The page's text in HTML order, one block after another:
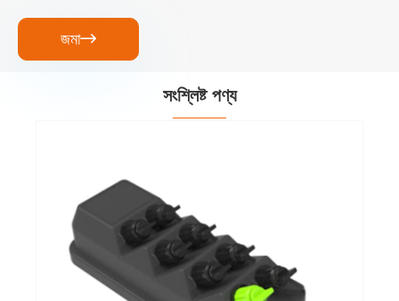
জমা
সংশ্লিষ্ট পণ্য
প্রাচীর-মাউন্ট করা প্রাক-সংযুক্ত ফাইবার অপটিক কেবল
বিতরণ বাক্স
আরো দেখুন >>